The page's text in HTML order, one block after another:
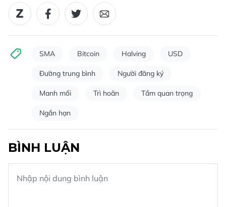
SMA Bitcoin Halving USD
Đường trung bình Người đăng ký
Manh mối Trì hoãn Tầm quan trọng
Ngắn hạn
BÌNH LUẬN